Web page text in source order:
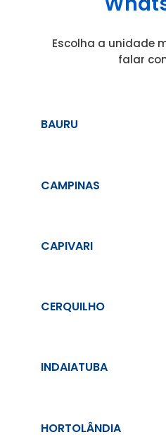
Escolha a unidade
falar
BAURU
CAMPINAS
CAPIVARI
CERQUILHO
INDAIATUBA
HORTOLÂNDIA